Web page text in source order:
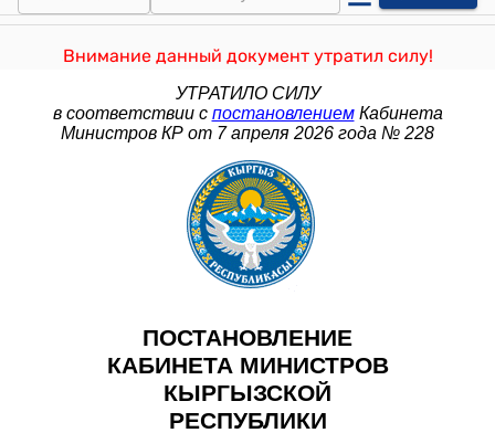
Внимание данный документ утратил силу!